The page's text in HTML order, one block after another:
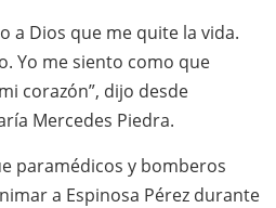
a Dios que me quite la vida.
Yo me siento como que
corazón”, dijo desde
Mercedes Piedra.
paramédicos y bomberos
a Espinosa Pérez durante